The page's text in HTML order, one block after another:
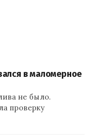
в маломерное
не было.
проверку